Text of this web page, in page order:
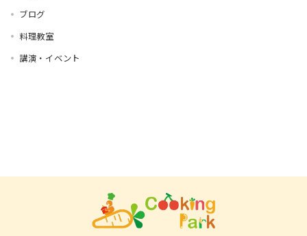
ブログ
料理教室
講演・イベント